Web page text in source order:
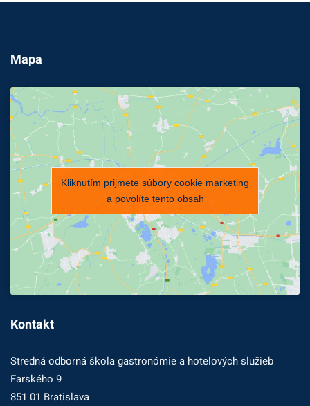
Mapa
Kliknutím prijmete súbory cookie marketing
a povolíte tento obsah
Kontakt
Stredná odborná škola gastronómie a hotelových služieb
Farského 9
851 01 Bratislava